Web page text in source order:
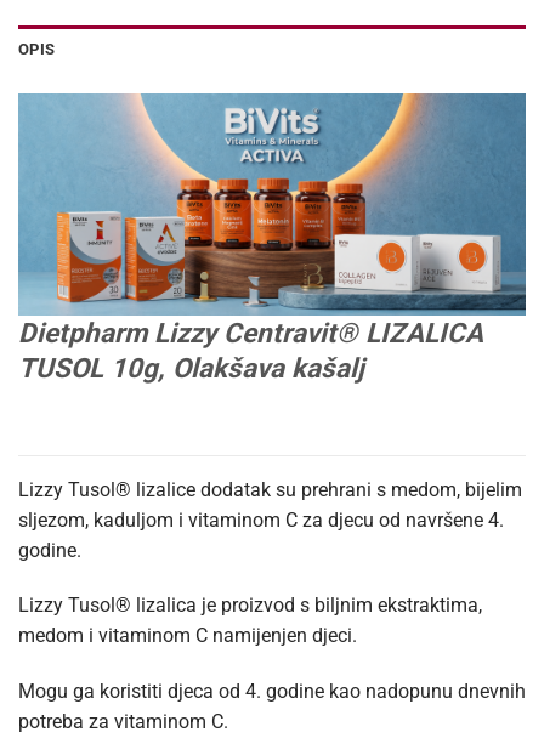
OPIS
Dietpharm Lizzy Centravit® LIZALICA
TUSOL 10g, Olakšava kašalj
Lizzy Tusol® lizalice dodatak su prehrani s medom, bijelim
sljezom, kaduljom i vitaminom C za djecu od navršene 4.
godine.
Lizzy Tusol® lizalica je proizvod s biljnim ekstraktima,
medom i vitaminom C namijenjen djeci.
Mogu ga koristiti djeca od 4. godine kao nadopunu dnevnih
potreba za vitaminom C.